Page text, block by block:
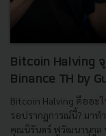
Bitcoin Halving จุ
Binance TH by
Bitcoin Halving คืออ
รอปรากฏการณ์นี้? มาท
คุณนิรันดร์ ฟูวัฒนานุกูล ป